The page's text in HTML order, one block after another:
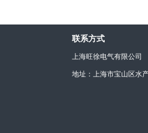
联系方式
上海旺徐电气有限公司
地址：上海市宝山区水